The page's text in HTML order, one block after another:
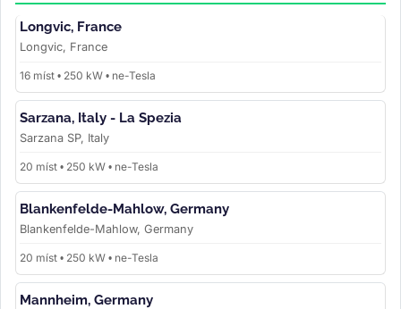
Longvic, France
Longvic, France
16 míst • 250 kW • ne-Tesla
Sarzana, Italy - La Spezia
Sarzana SP, Italy
20 míst • 250 kW • ne-Tesla
Blankenfelde-Mahlow, Germany
Blankenfelde-Mahlow, Germany
20 míst • 250 kW • ne-Tesla
Mannheim, Germany